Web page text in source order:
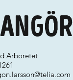
Arboretet